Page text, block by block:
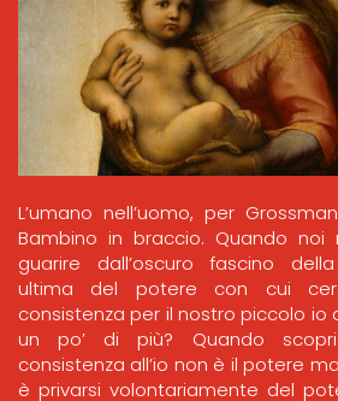
L’umano nell’uomo, per
Bambino in braccio. Quando noi
guarire dall’oscuro fascino
ultima del potere con cui
consistenza per il nostro piccolo io
un po’ di più? Quando
consistenza all’io non è il potere
è privarsi volontariamente del